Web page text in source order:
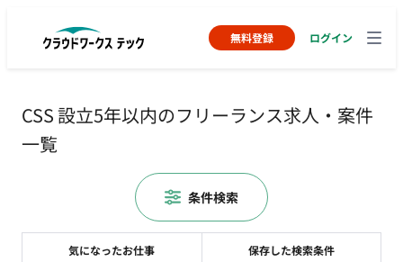
無料登録 ログイン
CSS 設立5年以内のフリーランス求人・案件
一覧
気になったお仕事 保存した検索条件
条件検索